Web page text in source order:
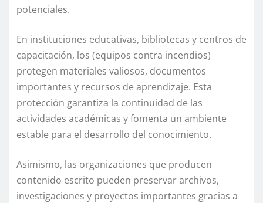
potenciales.
En instituciones educativas, bibliotecas y centros de
capacitación, los (equipos contra incendios)
protegen materiales valiosos, documentos
importantes y recursos de aprendizaje. Esta
protección garantiza la continuidad de las
actividades académicas y fomenta un ambiente
estable para el desarrollo del conocimiento.
Asimismo, las organizaciones que producen
contenido escrito pueden preservar archivos,
investigaciones y proyectos importantes gracias a